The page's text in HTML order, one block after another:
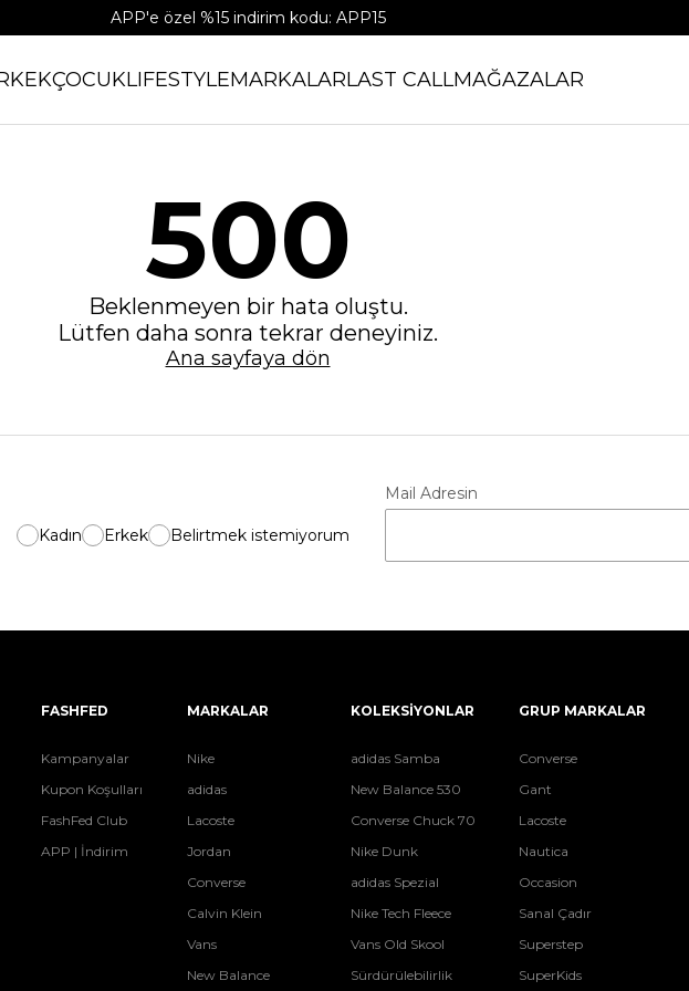
APP'e özel %15 indirim kodu: APP15
ÇOCUKLIFESTYLEMARKALARLAST CALLMAĞAZALAR
500
Beklenmeyen bir hata oluştu.
Lütfen daha sonra tekrar deneyiniz.
Ana sayfaya dön
Kadın Erkek Belirtmek istemiyorum
Mail Adresin
FASHFED
Kampanyalar
Kupon Koşulları
FashFed Club
APP | İndirim
MARKALAR
Nike
adidas
Lacoste
Jordan
Converse
Calvin Klein
Vans
New Balance
KOLEKSİYONLAR
adidas Samba
New Balance 530
Converse Chuck 70
Nike Dunk
adidas Spezial
Nike Tech Fleece
Vans Old Skool
Sürdürülebilirlik
GRUP MARKALAR
Converse
Gant
Lacoste
Nautica
Occasion
Sanal Çadır
Superstep
SuperKids